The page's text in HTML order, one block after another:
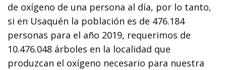
de oxígeno de una persona al día, por lo tanto,
si en Usaquén la población es de 476.184
personas para el año 2019, requerimos de
10.476.048 árboles en la localidad que
produzcan el oxígeno necesario para nuestra